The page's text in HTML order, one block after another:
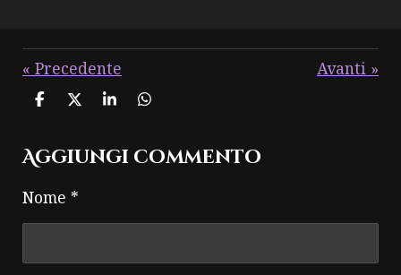
« Precedente Avanti »
C
d
i
i
d
C
d
v
d
C
d
d
C
d
d
Aggiungi commento
Nome *